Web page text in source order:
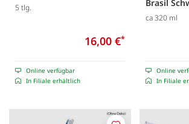
5 tlg.
16,00 €*
Online verfügbar
In Filiale erhältlich
Brasil
ca 320 ml
Online
In Filiale